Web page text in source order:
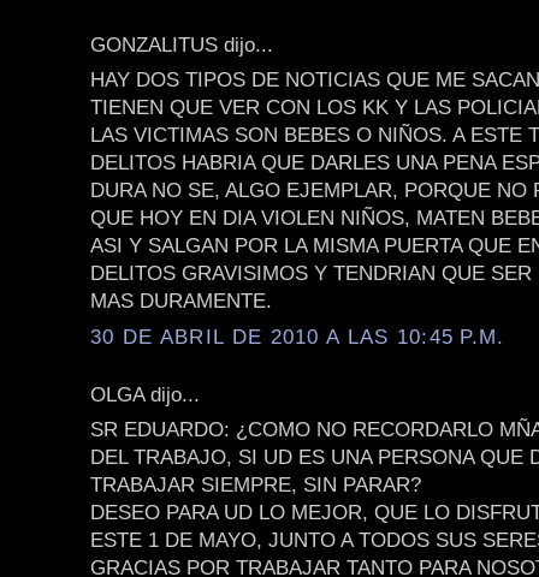
GONZALITUS dijo...
HAY DOS TIPOS DE NOTICIAS QUE ME
TIENEN QUE VER CON LOS KK Y LAS
LAS VICTIMAS SON BEBES O NIÑOS. A ESTE
DELITOS HABRIA QUE DARLES UNA PENA
DURA NO SE, ALGO EJEMPLAR, PORQUE NO
QUE HOY EN DIA VIOLEN NIÑOS, MATEN
ASI Y SALGAN POR LA MISMA PUERTA QUE
DELITOS GRAVISIMOS Y TENDRIAN QUE
MAS DURAMENTE.
30 DE ABRIL DE 2010 A LAS 10:45 P.M.
OLGA dijo...
SR EDUARDO: ¿COMO NO RECORDARLO
DEL TRABAJO, SI UD ES UNA PERSONA QUE
TRABAJAR SIEMPRE, SIN PARAR?
DESEO PARA UD LO MEJOR, QUE LO
ESTE 1 DE MAYO, JUNTO A TODOS SUS
GRACIAS POR TRABAJAR TANTO PARA